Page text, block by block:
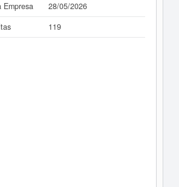
Empresa
28/05/2026
119